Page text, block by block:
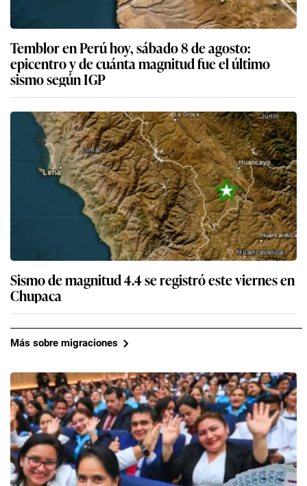
Temblor en Perú hoy, sábado 8 de agosto:
epicentro y de cuánta magnitud fue el último
sismo según IGP
Sismo de magnitud 4.4 se registró este viernes en
Chupaca
Más sobre migraciones